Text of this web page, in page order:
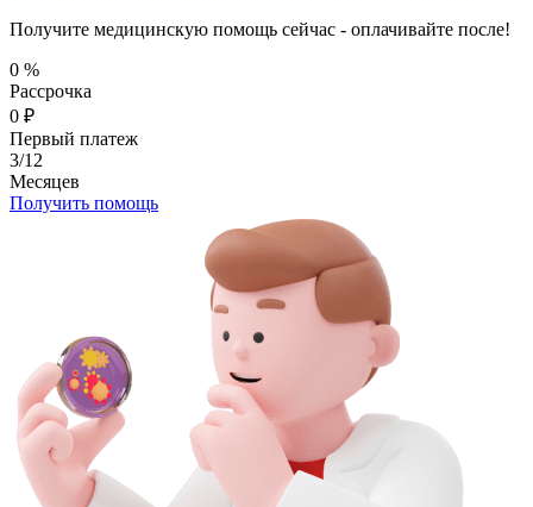
Получите медицинскую помощь сейчас - оплачивайте после!
0 %
Рассрочка
0 ₽
Первый платеж
3/12
Месяцев
Получить помощь